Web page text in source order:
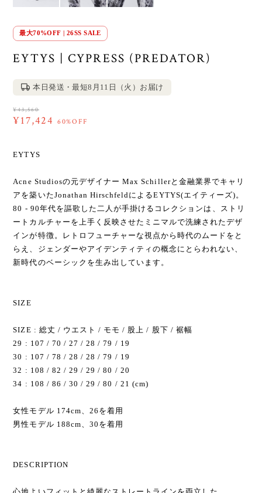
最大70%OFF | 26SS SALE
EYTYS | CYPRESS (PREDATOR)
本日発送・最短8月11日（火）お届け
¥43,560
¥17,424 60%OFF
EYTYS
Acne Studiosの元デザイナー Max Schillerと金融業界でキャリ
アを築いたJonathan HirschfeldによるEYTYS(エイティーズ)。
80 - 90年代を謳歌した二人が手掛けるコレクションは、ストリ
ートカルチャーを上手く反映させたミニマルで洗練されたデザ
インが特徴。レトロフューチャーな視点から時代のムードをと
らえ、ジェンダーやアイデンティティの概念にとらわれない、
新時代のベーシックを生み出しています。
SIZE
SIZE : 総丈 / ウエスト / モモ / 股上 / 股下 / 裾幅
29 : 107 / 70 / 27 / 28 / 79 / 19
30 : 107 / 78 / 28 / 28 / 79 / 19
32 : 108 / 82 / 29 / 29 / 80 / 20
34 : 108 / 86 / 30 / 29 / 80 / 21 (cm)
女性モデル 174cm、26を着用
男性モデル 188cm、30を着用
DESCRIPTION